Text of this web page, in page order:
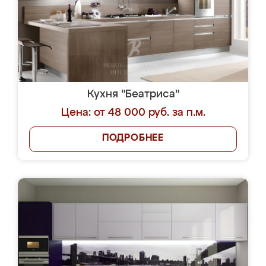
Кухня "Беатриса"
Цена: от 48 000 руб. за п.м.
ПОДРОБНЕЕ